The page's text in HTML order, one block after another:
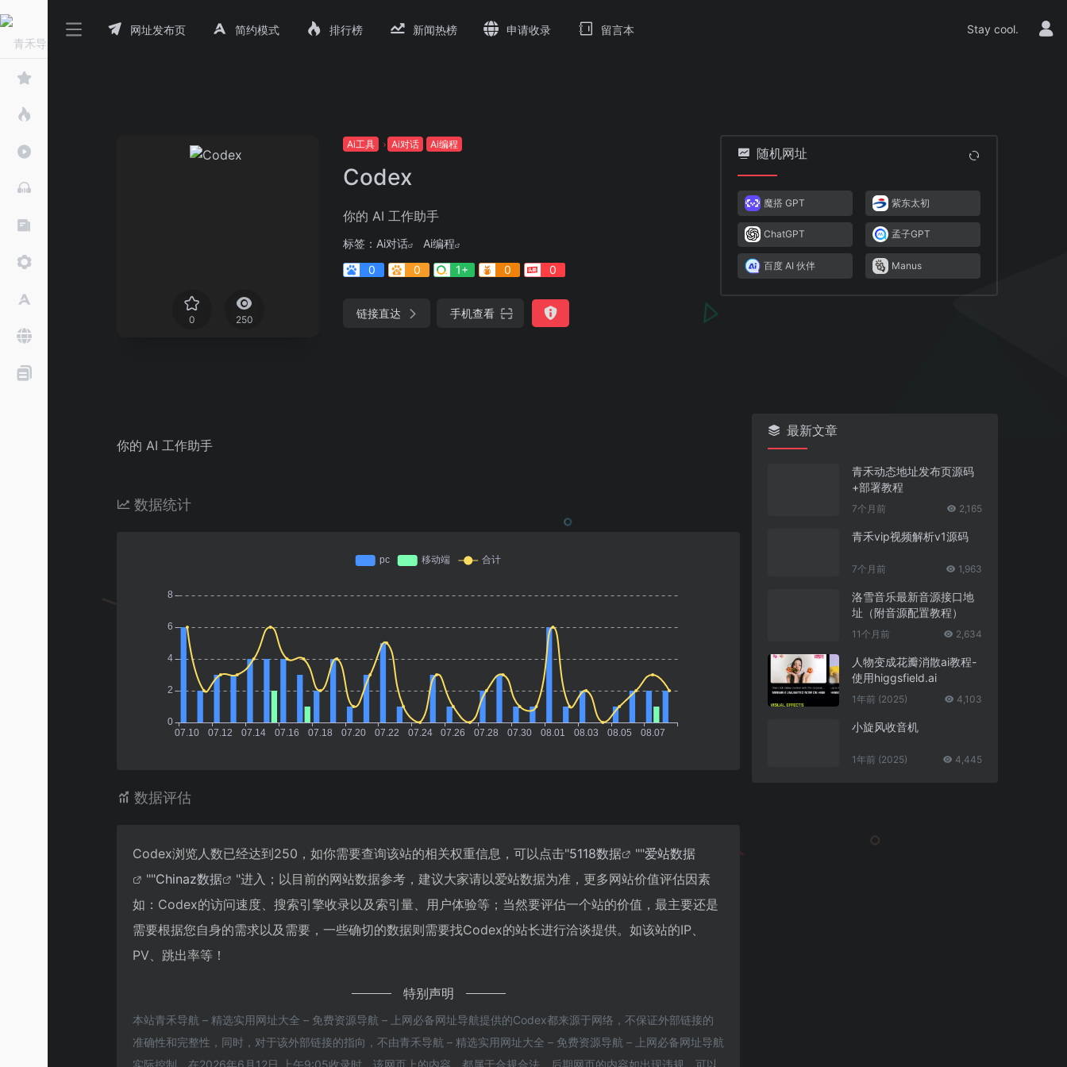
网址发布页 简约模式 排行榜 新闻热榜 申请收录 留言本 Stay cool.
0 250
Ai工具 Ai对话 Ai编程
Codex
你的 AI 工作助手
标签： Ai对话
Ai编程
0
0 1+ 0 0
链接直达 手机查看
随机网址
魔搭 GPT 紫东太初
ChatGPT 孟子GPT
百度 AI 伙伴 Manus
你的 AI 工作助手
数据统计
数据评估
Codex浏览人数已经达到250，如你需要查询该站的相关权重信息，可以点击"5118数据 ""爱站数据
""Chinaz数据
"进入；以目前的网站数据参考，建议大家请以爱站数据为准，更多网站价值评估因素
如：Codex的访问速度、搜索引擎收录以及索引量、用户体验等；当然要评估一个站的价值，最主要还是
需要根据您自身的需求以及需要，一些确切的数据则需要找Codex的站长进行洽谈提供。如该站的IP、
PV、跳出率等！
特别声明
本站青禾导航 – 精选实用网址大全 – 免费资源导航 – 上网必备网址导航提供的Codex都来源于网络，不保证外部链接的
准确性和完整性，同时，对于该外部链接的指向，不由青禾导航 – 精选实用网址大全 – 免费资源导航 – 上网必备网址导航
实际控制，在2026年6月12日 上午9:05收录时，该网页上的内容，都属于合规合法，后期网页的内容如出现违规，可以
最新文章
青禾动态地址发布页源码
+部署教程
7个月前 2,165
青禾vip视频解析v1源码
7个月前 1,963
洛雪音乐最新音源接口地
址（附音源配置教程）
11个月前 2,634
人物变成花瓣消散ai教程-
使用higgsfield.ai
1年前 (2025) 4,103
小旋风收音机
1年前 (2025) 4,445